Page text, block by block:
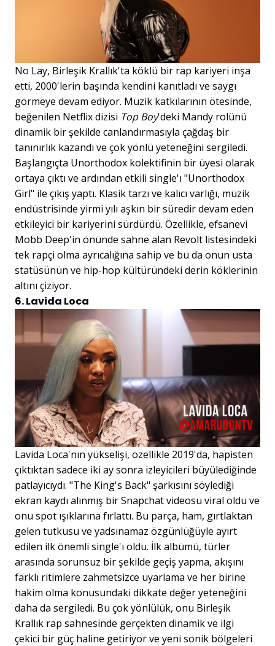
No Lay, Birleşik Krallık'ta köklü bir rap kariyeri inşa
etti, 2000'lerin başında kendini kanıtladı ve saygı
görmeye devam ediyor. Müzik katkılarının ötesinde,
beğenilen Netflix dizisi Top Boy'deki Mandy rolünü
dinamik bir şekilde canlandırmasıyla çağdaş bir
tanınırlık kazandı ve çok yönlü yeteneğini sergiledi.
Başlangıçta Unorthodox kolektifinin bir üyesi olarak
ortaya çıktı ve ardından etkili single'ı "Unorthodox
Girl" ile çıkış yaptı. Klasik tarzı ve kalıcı varlığı, müzik
endüstrisinde yirmi yılı aşkın bir süredir devam eden
etkileyici bir kariyerini sürdürdü. Özellikle, efsanevi
Mobb Deep'in önünde sahne alan Revolt listesindeki
tek rapçi olma ayrıcalığına sahip ve bu da onun usta
statüsünün ve hip-hop kültüründeki derin köklerinin
altını çiziyor.
6. Lavida Loca
Lavida Loca'nın yükselişi, özellikle 2019'da, hapisten
çıktıktan sadece iki ay sonra izleyicileri büyülediğinde
patlayıcıydı. "The King's Back" şarkısını söylediği
ekran kaydı alınmış bir Snapchat videosu viral oldu ve
onu spot ışıklarına fırlattı. Bu parça, ham, gırtlaktan
gelen tutkusu ve yadsınamaz özgünlüğüyle ayırt
edilen ilk önemli single'ı oldu. İlk albümü, türler
arasında sorunsuz bir şekilde geçiş yapma, akışını
farklı ritimlere zahmetsizce uyarlama ve her birine
hakim olma konusundaki dikkate değer yeteneğini
daha da sergiledi. Bu çok yönlülük, onu Birleşik
Krallık rap sahnesinde gerçekten dinamik ve ilgi
çekici bir güç haline getiriyor ve yeni sonik bölgeleri